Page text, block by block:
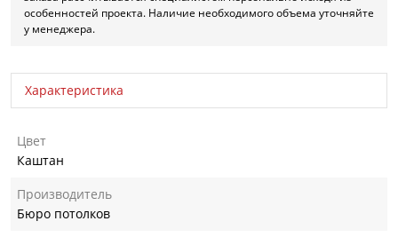
особенностей проекта. Наличие необходимого объема уточняйте
у менеджера.
Характеристика
Цвет
Каштан
Производитель
Бюро потолков